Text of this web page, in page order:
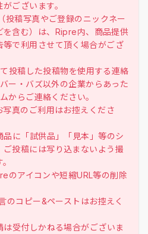
ございます。
投稿写真やご登録のニックネー
を含む）は、Ripre内、商品提供
で利用させて頂く場合がござ
投稿した投稿物を使用する連絡
ー・バズ以外の企業からあった
からご連絡ください。
真のご利用はお控えくださ
に「試供品」「見本」等のシ
投稿には写り込まないよう撮
のアイコンや短縮URL等の削除
コピー&ペーストはお控えく
受付しかねる場合がございま